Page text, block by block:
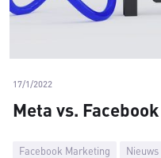
Facebook Marketing Nieuws
17/1/2022
Meta vs. Facebook